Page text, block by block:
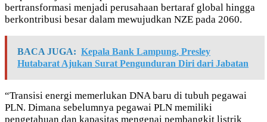
bertransformasi menjadi perusahaan bertaraf global hingga
berkontribusi besar dalam mewujudkan NZE pada 2060.
BACA JUGA: Kepala Bank Lampung, Presley
Hutabarat Ajukan Surat Pengunduran Diri dari Jabatan
“Transisi energi memerlukan DNA baru di tubuh pegawai
PLN. Dimana sebelumnya pegawai PLN memiliki
pengetahuan dan kapasitas mengenai pembangkit listrik